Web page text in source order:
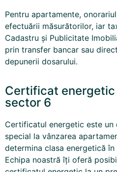
Pentru apartamente,
efectuării măsurătorilor, iar
Cadastru și Publicitate
prin transfer bancar sau
depunerii dosarului.
Certificat
sector 6
Certificatul energetic este un
special la vânzarea
determina clasa energetică
Echipa noastră îți oferă